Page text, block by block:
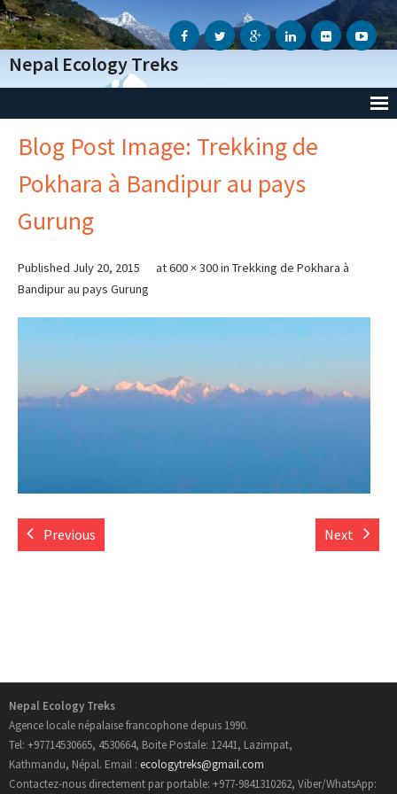
Nepal Ecology Treks
Accueil
L’Agence
- Notre Agence
- Notre Action Humanitaire
- Conditions Génèrales
Trek au Nepal
- Trekking au Manaslu
- Trekking au Mustang
Blog Post Image: Trekking de
Pokhara à Bandipur au pays
Gurung
Published July 20, 2015 at600 × 300in Trekking de Pokhara à
Bandipur au pays Gurung
Previous Next
Nepal Ecology Treks
Agence locale népalaise francophone depuis 1990.
Tel: +97714530665, 4530664, Boite Postale: 12441, Lazimpat,
Kathmandu, Népal. Email : ecologytreks@gmail.com
Contactez-nous directement par portable: +977-9841310262, Viber/WhatsApp: